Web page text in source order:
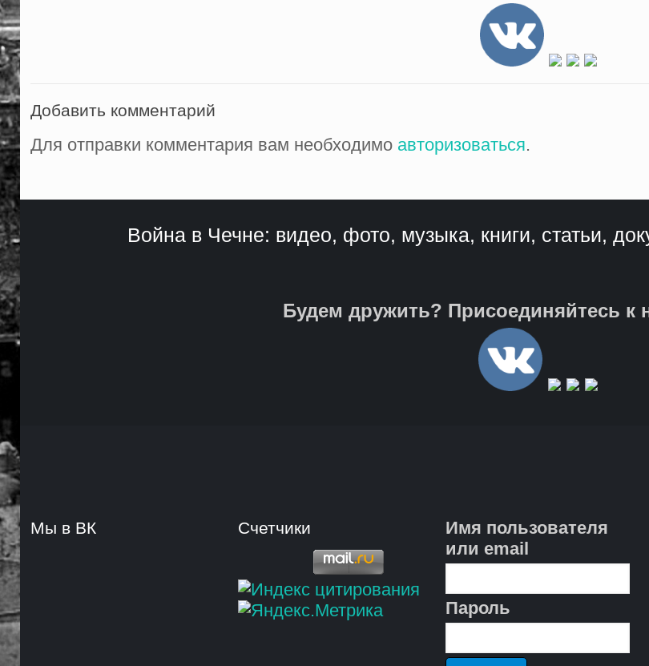
Добавить комментарий
Для отправки комментария вам необходимо авторизоваться.
Война в Чечне: видео, фото, музыка, книги, статьи,
Будем дружить? Присоединяйтесь к
Мы в ВК Счетчики
Имя пользователя
или email
Пароль